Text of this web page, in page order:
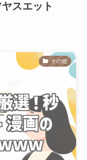
スエット
その他